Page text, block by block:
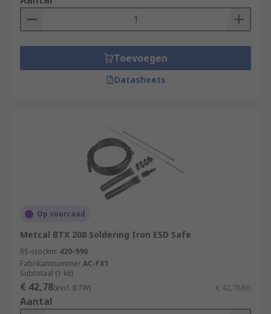
Toevoegen
Datasheets
Op voorraad
Metcal BTX 208 Soldering Iron ESD Safe
RS-stocknr. 420-990
FabrikantnummerAC-FX1
Subtotaal (1 kit)
€ 42,78(excl. BTW) € 42,78/kit
Aantal